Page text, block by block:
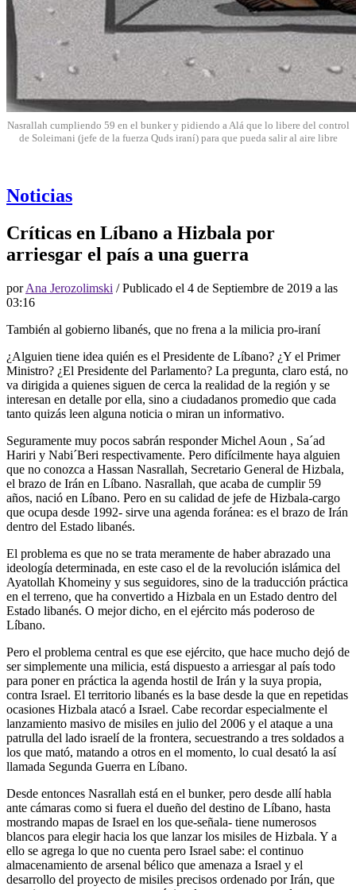
Nasrallah cumpliendo 59 en el bunker y pidiendo a Alá que lo libere del control
de Soleimani (jefe de la fuerza Quds iraní) para que pueda salir al aire libre
Noticias
Críticas en Líbano a Hizbala por
arriesgar el país a una guerra
porAna Jerozolimski / Publicado el 4 de Septiembre de 2019 a las
03:16
También al gobierno libanés, que no frena a la milicia pro-iraní
¿Alguien tiene idea quién es el Presidente de Líbano? ¿Y el Primer
Ministro? ¿El Presidente del Parlamento? La pregunta, claro está, no
va dirigida a quienes siguen de cerca la realidad de la región y se
interesan en detalle por ella, sino a ciudadanos promedio que cada
tanto quizás leen alguna noticia o miran un informativo.
Seguramente muy pocos sabrán responder Michel Aoun , Sa´ad
Hariri y Nabi´Beri respectivamente. Pero difícilmente haya alguien
que no conozca a Hassan Nasrallah, Secretario General de Hizbala,
el brazo de Irán en Líbano. Nasrallah, que acaba de cumplir 59
años, nació en Líbano. Pero en su calidad de jefe de Hizbala-cargo
que ocupa desde 1992- sirve una agenda foránea: es el brazo de Irán
dentro del Estado libanés.
El problema es que no se trata meramente de haber abrazado una
ideología determinada, en este caso el de la revolución islámica del
Ayatollah Khomeiny y sus seguidores, sino de la traducción práctica
en el terreno, que ha convertido a Hizbala en un Estado dentro del
Estado libanés. O mejor dicho, en el ejército más poderoso de
Líbano.
Pero el problema central es que ese ejército, que hace mucho dejó de
ser simplemente una milicia, está dispuesto a arriesgar al país todo
para poner en práctica la agenda hostil de Irán y la suya propia,
contra Israel. El territorio libanés es la base desde la que en repetidas
ocasiones Hizbala atacó a Israel. Cabe recordar especialmente el
lanzamiento masivo de misiles en julio del 2006 y el ataque a una
patrulla del lado israelí de la frontera, secuestrando a tres soldados a
los que mató, matando a otros en el momento, lo cual desató la así
llamada Segunda Guerra en Líbano.
Desde entonces Nasrallah está en el bunker, pero desde allí habla
ante cámaras como si fuera el dueño del destino de Líbano, hasta
mostrando mapas de Israel en los que-señala- tiene numerosos
blancos para elegir hacia los que lanzar los misiles de Hizbala. Y a
ello se agrega lo que no cuenta pero Israel sabe: el continuo
almacenamiento de arsenal bélico que amenaza a Israel y el
desarrollo del proyecto de misiles precisos ordenado por Irán, que